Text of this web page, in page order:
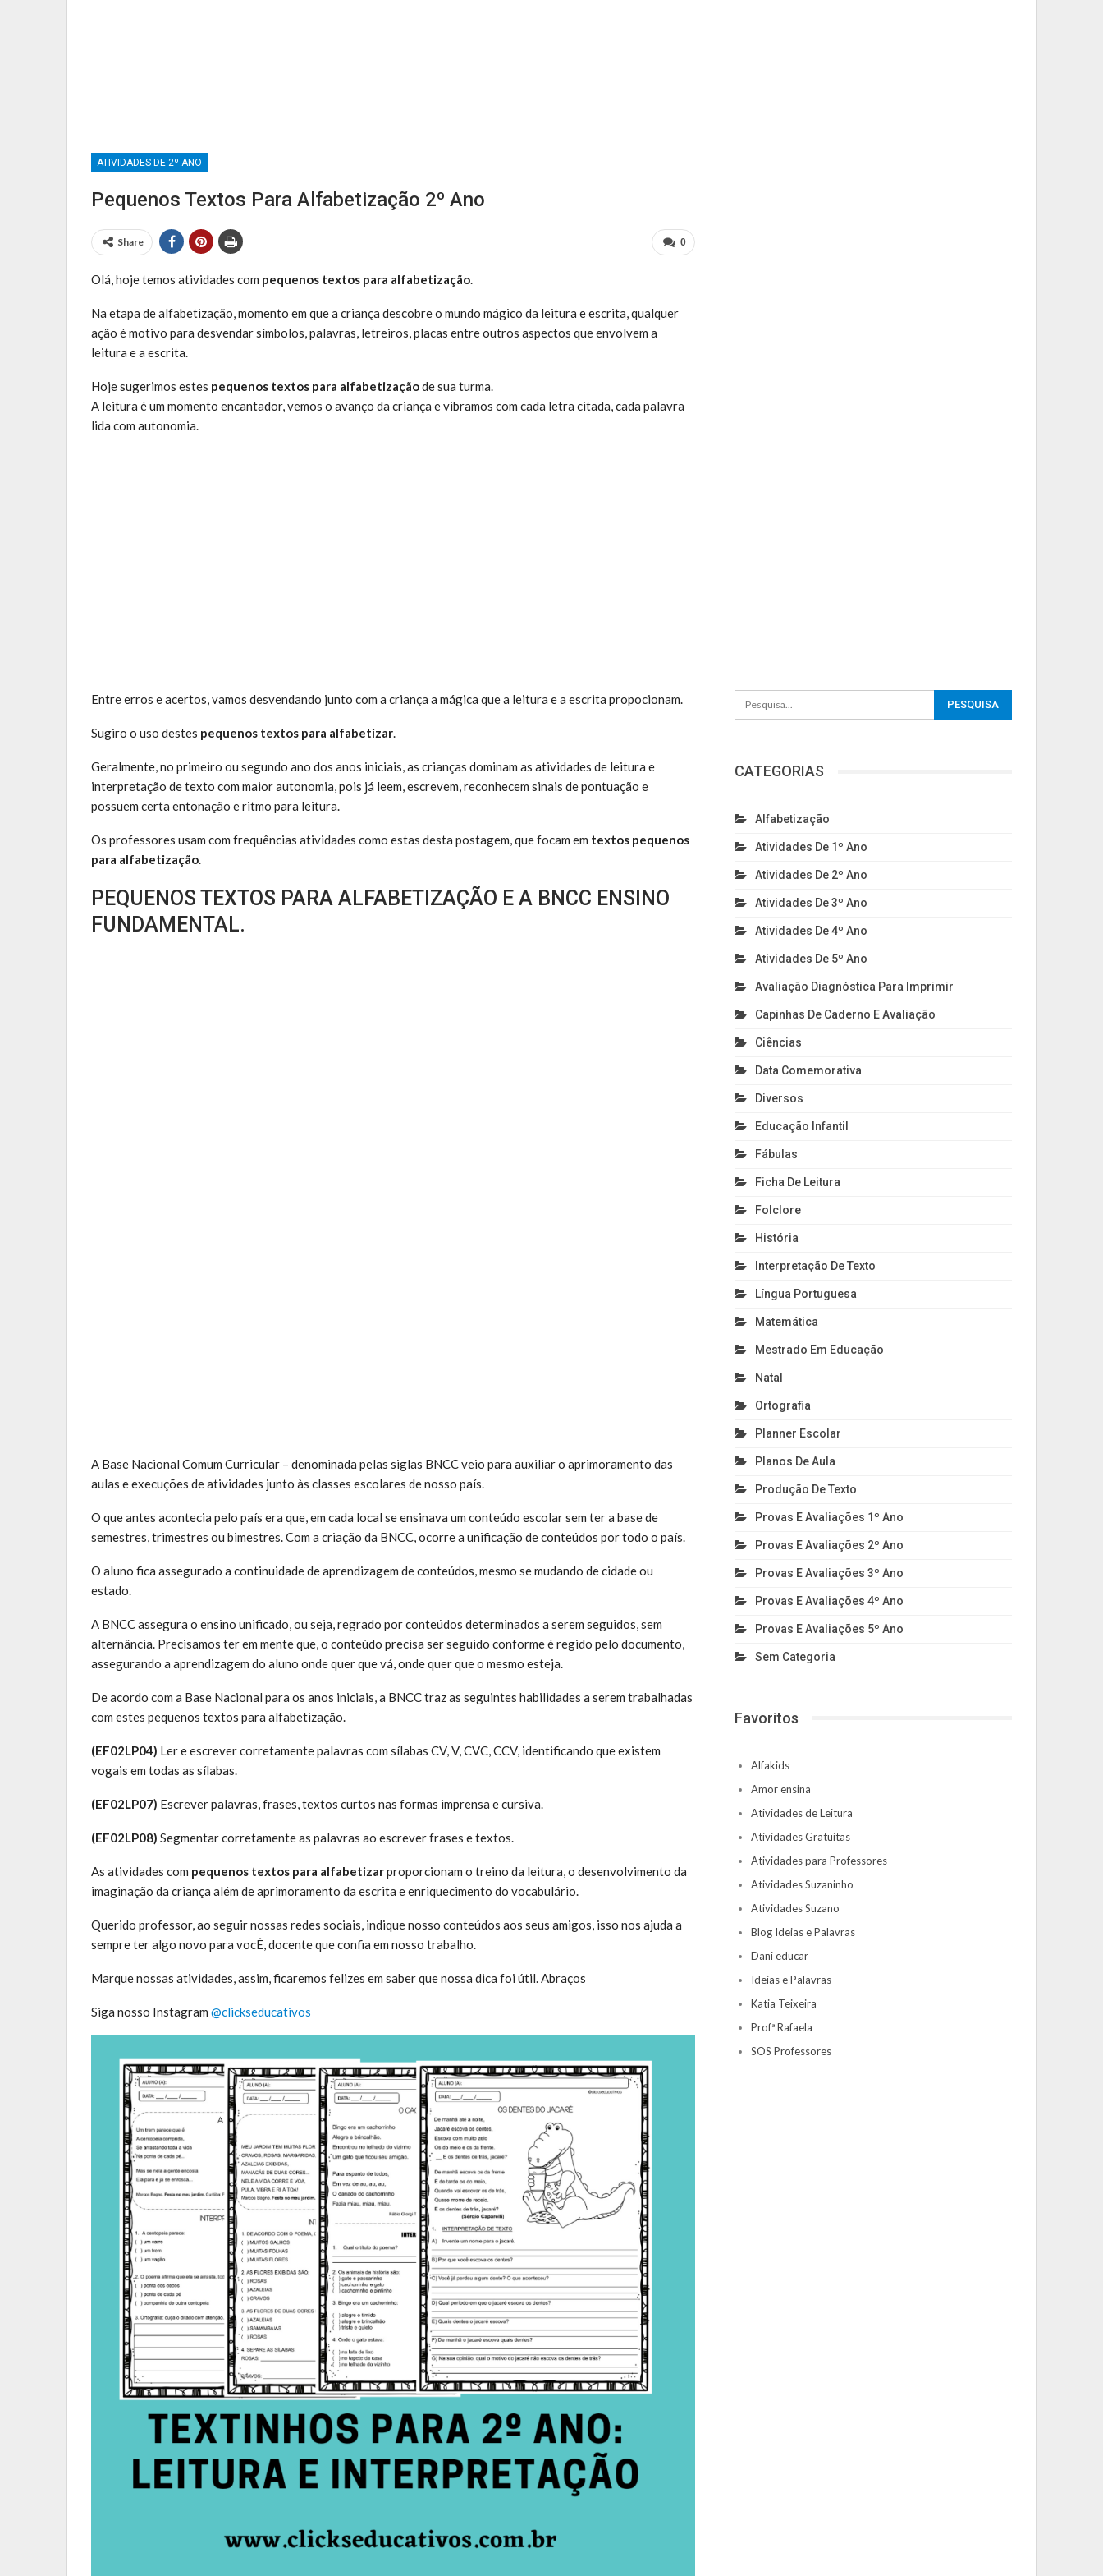
ATIVIDADES DE 2º ANO
Pequenos Textos Para Alfabetização 2º Ano
0
Share
Olá, hoje temos atividades com pequenos textos para alfabetização.
Na etapa de alfabetização, momento em que a criança descobre o mundo mágico da leitura e escrita, qualquer
ação é motivo para desvendar símbolos, palavras, letreiros, placas entre outros aspectos que envolvem a
leitura e a escrita.
Hoje sugerimos estes pequenos textos para alfabetizaçãode sua turma.
A leitura é um momento encantador, vemos o avanço da criança e vibramos com cada letra citada, cada palavra
lida com autonomia.
Entre erros e acertos, vamos desvendando junto com a criança a mágica que a leitura e a escrita propocionam.
Sugiro o uso destes pequenos textos para alfabetizar.
Geralmente, no primeiro ou segundo ano dos anos iniciais, as crianças dominam as atividades de leitura e
interpretação de texto com maior autonomia, pois já leem, escrevem, reconhecem sinais de pontuação e
possuem certa entonação e ritmo para leitura.
Os professores usam com frequências atividades como estas desta postagem, que focam em textos pequenos
para alfabetização.
PEQUENOS TEXTOS PARA ALFABETIZAÇÃO E A BNCC ENSINO
FUNDAMENTAL.
A Base Nacional Comum Curricular – denominada pelas siglas BNCC veio para auxiliar o aprimoramento das
aulas e execuções de atividades junto às classes escolares de nosso país.
O que antes acontecia pelo país era que, em cada local se ensinava um conteúdo escolar sem ter a base de
semestres, trimestres ou bimestres. Com a criação da BNCC, ocorre a unificação de conteúdos por todo o país.
O aluno fica assegurado a continuidade de aprendizagem de conteúdos, mesmo se mudando de cidade ou
estado.
A BNCC assegura o ensino unificado, ou seja, regrado por conteúdos determinados a serem seguidos, sem
alternância. Precisamos ter em mente que, o conteúdo precisa ser seguido conforme é regido pelo documento,
assegurando a aprendizagem do aluno onde quer que vá, onde quer que o mesmo esteja.
De acordo com a Base Nacional para os anos iniciais, a BNCC traz as seguintes habilidades a serem trabalhadas
com estes pequenos textos para alfabetização.
(EF02LP04) Ler e escrever corretamente palavras com sílabas CV, V, CVC, CCV, identificando que existem
vogais em todas as sílabas.
(EF02LP07) Escrever palavras, frases, textos curtos nas formas imprensa e cursiva.
(EF02LP08) Segmentar corretamente as palavras ao escrever frases e textos.
As atividades com pequenos textos para alfabetizarproporcionam o treino da leitura, o desenvolvimento da
imaginação da criança além de aprimoramento da escrita e enriquecimento do vocabulário.
Querido professor, ao seguir nossas redes sociais, indique nosso conteúdos aos seus amigos, isso nos ajuda a
sempre ter algo novo para vocÊ, docente que confia em nosso trabalho.
Marque nossas atividades, assim, ficaremos felizes em saber que nossa dica foi útil. Abraços
Siga nosso Instagram @clickseducativos
CATEGORIAS
Alfabetização
Atividades De 1º Ano
Atividades De 2º Ano
Atividades De 3º Ano
Atividades De 4º Ano
Atividades De 5º Ano
Avaliação Diagnóstica Para Imprimir
Capinhas De Caderno E Avaliação
Ciências
Data Comemorativa
Diversos
Educação Infantil
Fábulas
Ficha De Leitura
Folclore
História
Interpretação De Texto
Língua Portuguesa
Matemática
Mestrado Em Educação
Natal
Ortografia
Planner Escolar
Planos De Aula
Produção De Texto
Provas E Avaliações 1º Ano
Provas E Avaliações 2º Ano
Provas E Avaliações 3º Ano
Provas E Avaliações 4º Ano
Provas E Avaliações 5º Ano
Sem Categoria
Favoritos
Alfakids
Amor ensina
Atividades de Leitura
Atividades Gratuitas
Atividades para Professores
Atividades Suzaninho
Atividades Suzano
Blog Ideias e Palavras
Dani educar
Ideias e Palavras
Katia Teixeira
Profª Rafaela
SOS Professores